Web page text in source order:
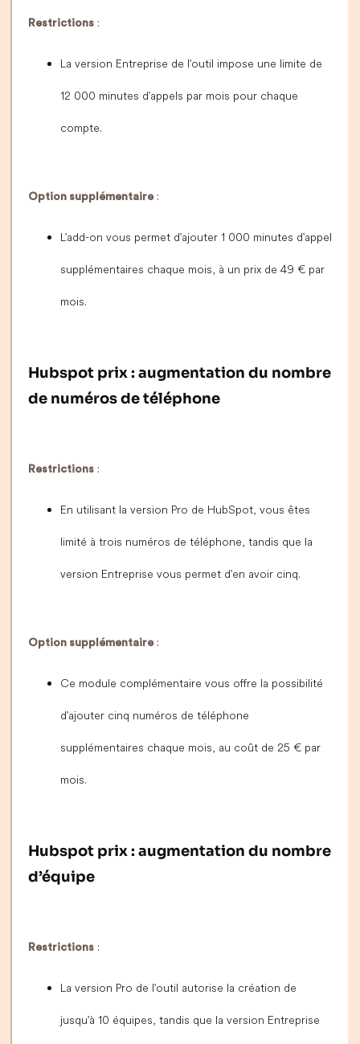
Restrictions :
La version Entreprise de l'outil impose une limite de
12 000 minutes d'appels par mois pour chaque
compte.
Option supplémentaire:
L'add-on vous permet d'ajouter 1 000 minutes d'appel
supplémentaires chaque mois, à un prix de 49 € par
mois.
Hubspot prix : augmentation du nombre
de numéros de téléphone
Restrictions :
En utilisant la version Pro de HubSpot, vous êtes
limité à trois numéros de téléphone, tandis que la
version Entreprise vous permet d'en avoir cinq.
Option supplémentaire:
Ce module complémentaire vous offre la possibilité
d'ajouter cinq numéros de téléphone
supplémentaires chaque mois, au coût de 25 € par
mois.
Hubspot prix : augmentation du nombre
d’équipe
Restrictions :
La version Pro de l'outil autorise la création de
jusqu'à 10 équipes, tandis que la version Entreprise